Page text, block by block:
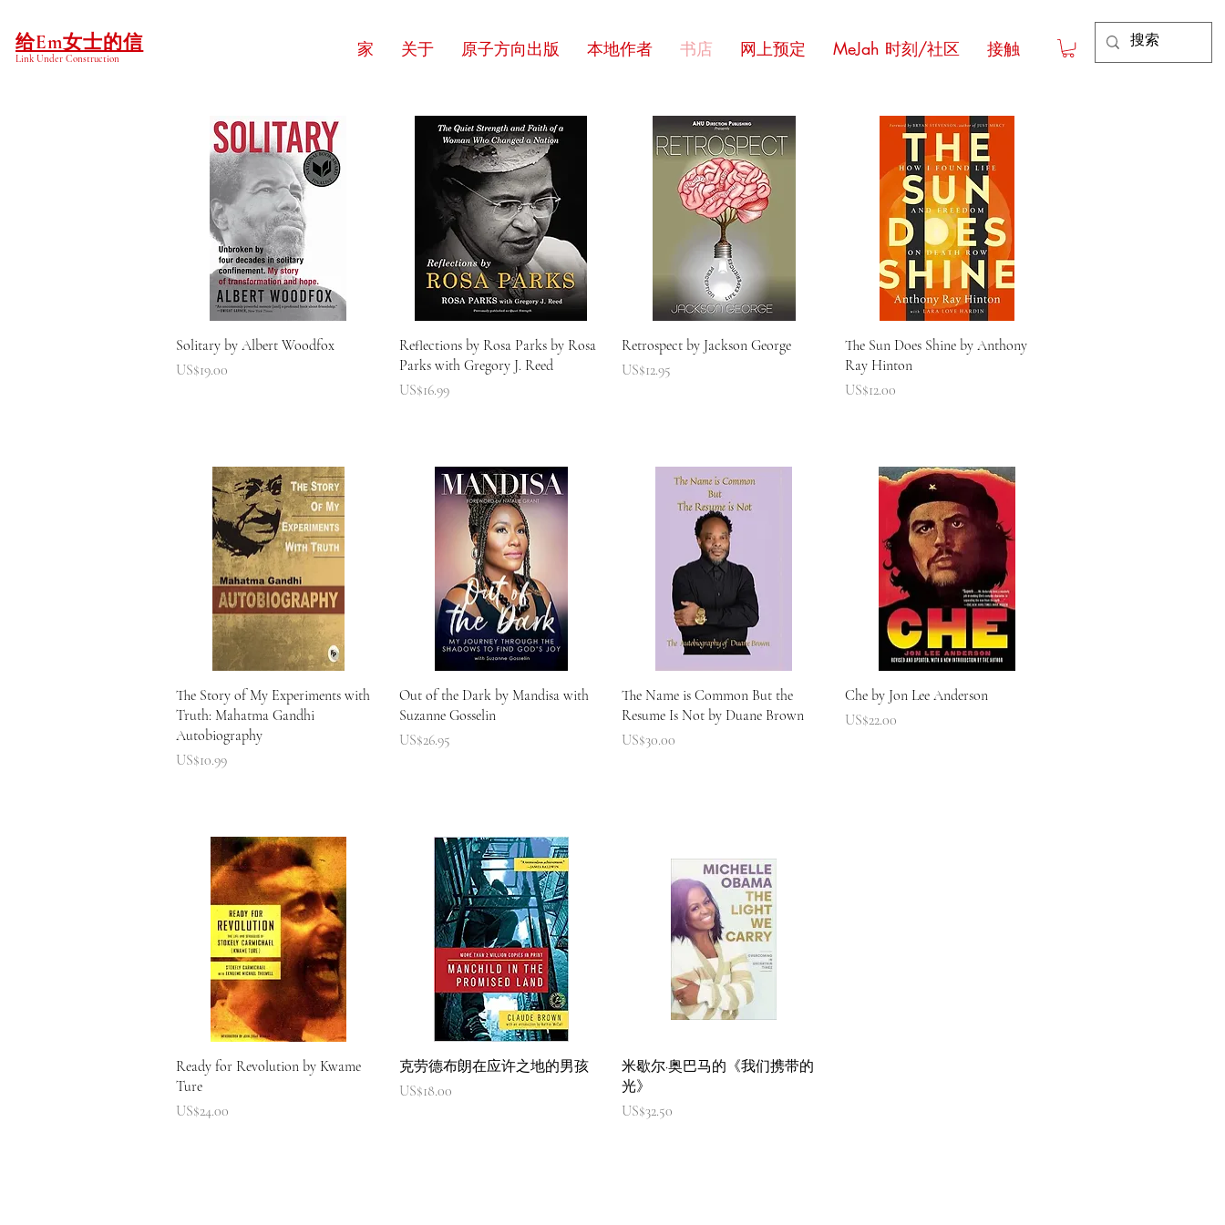
给Em女士的信
Link Under Construction 家 关于 原子方向出版 本地作者 书店 网上预定 MeJah 时刻/社区 接触
快速瀏覽
Solitary by Albert Woodfox
價格
US$19.00
快速瀏覽
Reflections by Rosa Parks by Rosa
Parks with Gregory J. Reed
價格
US$16.99
快速瀏覽
Retrospect by Jackson George
價格
US$12.95
快速瀏覽
The Sun Does Shine by Anthony
Ray Hinton
價格
US$12.00
快速瀏覽
The Story of My Experiments with
Truth: Mahatma Gandhi
Autobiography
價格
US$10.99
快速瀏覽
Out of the Dark by Mandisa with
Suzanne Gosselin
價格
US$26.95
快速瀏覽
The Name is Common But the
Resume Is Not by Duane Brown
價格
US$30.00
快速瀏覽
Che by Jon Lee Anderson
價格
US$22.00
快速瀏覽
Ready for Revolution by Kwame
Ture
價格
US$24.00
快速瀏覽
克劳德布朗在应许之地的男孩
價格
US$18.00
快速瀏覽
米歇尔·奥巴马的《我们携带的
光》
價格
US$32.50